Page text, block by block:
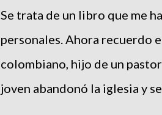
Se trata de un libro que me
personales. Ahora recuerdo
colombiano, hijo de un
joven abandonó la iglesia y